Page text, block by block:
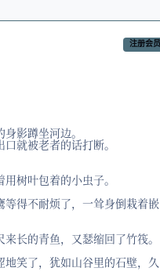
注册会员
影蹲坐河边。
就被老者的话打断。
树叶包着的小虫子。
得不耐烦了，一耸身倒栽着嵌
长的青鱼，又瑟缩回了竹筏。
笑了，犹如山谷里的石壁，久